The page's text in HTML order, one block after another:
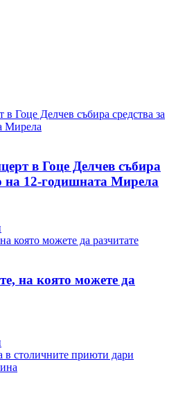
в Гоце Делчев събира
на 12-годишната Мирела
на която можете да